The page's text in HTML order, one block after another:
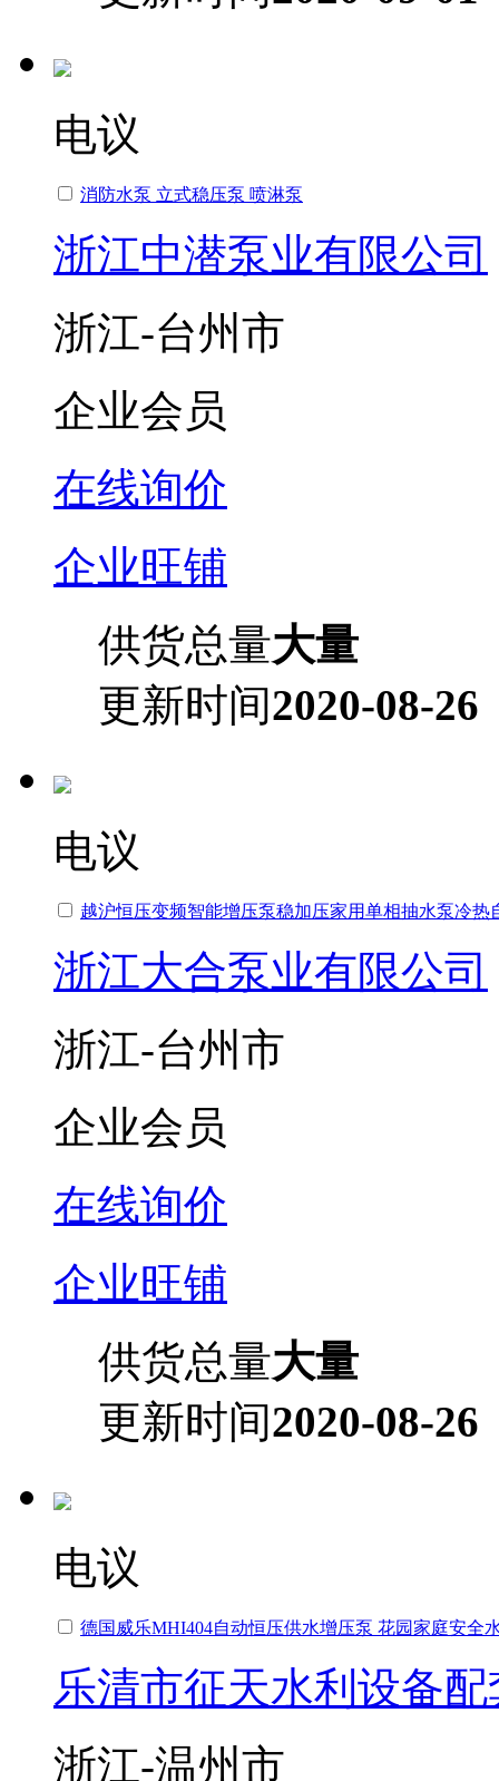
电议
消防水泵 立式稳压泵 喷淋泵
浙江中潜泵业有限公司
浙江-台州市
企业会员
在线询价
企业旺铺
供货总量大量
更新时间2020-08-26
电议
越沪恒压变频智能增压泵稳加压家用单相抽水泵冷热
浙江大合泵业有限公司
浙江-台州市
企业会员
在线询价
企业旺铺
供货总量大量
更新时间2020-08-26
电议
德国威乐MHI404自动恒压供水增压泵 花园家庭安全
乐清市征天水利设备
浙江-温州市